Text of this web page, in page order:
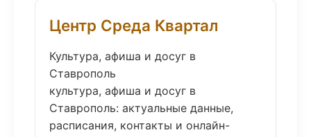
Центр Среда Квартал
Культура, афиша и досуг в
Ставрополь
культура, афиша и досуг в
Ставрополь: актуальные данные,
расписания, контакты и онлайн-